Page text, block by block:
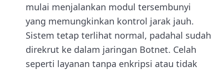
mulai menjalankan modul tersembunyi
yang memungkinkan kontrol jarak jauh.
Sistem tetap terlihat normal, padahal sudah
direkrut ke dalam jaringan Botnet. Celah
seperti layanan tanpa enkripsi atau tidak